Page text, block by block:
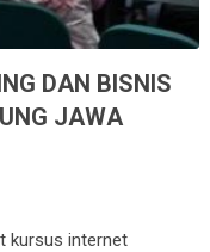
DAN BISNIS
JAWA
kursus internet